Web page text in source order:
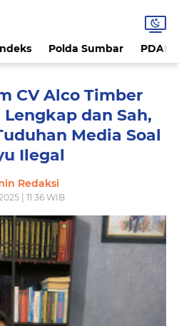
Polda Sumbar PDAM
CV Alco Timber
dan Sah,
Media Soal
Ilegal
Redaksi
| 11:36 WIB